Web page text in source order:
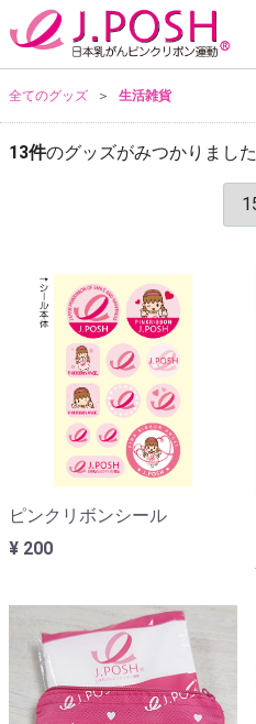
全てのグッズ 生活雑貨
13件のグッズがみつかりました
ピンクリボンシール
¥ 200